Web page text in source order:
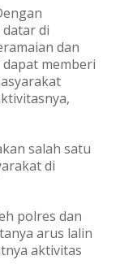
di
dan
memberi
salah satu
di
polres dan
arus lalin
aktivitas